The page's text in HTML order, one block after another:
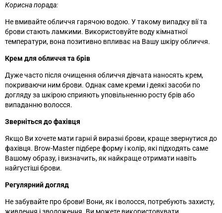
Корисна порада:
Не вмивайте обличчя гарячою водою. У такому випадку вії та
брови стають ламкими. Використовуйте воду кімнатної
температури, вона позитивно впливає на Вашу шкіру обличчя.
Крем для обличчя та брів
Дуже часто після очищення обличчя дівчата наносять крем,
покриваючи ним брови. Однак саме креми і деякі засоби по
догляду за шкірою сприяють уповільненню росту брів або
випаданню волосся.
Зверніться до фахівця
Якщо Ви хочете мати гарні й виразні брови, краще звернутися до
фахівця. Brow-Master підбере форму і колір, які підходять саме
Вашому образу, і визначить, як найкраще отримати навіть
найгустіші брови.
Регулярний догляд
Не забувайте про брови! Вони, як і волосся, потребують захисту,
живлення і зволоження. Ви можете використовувати